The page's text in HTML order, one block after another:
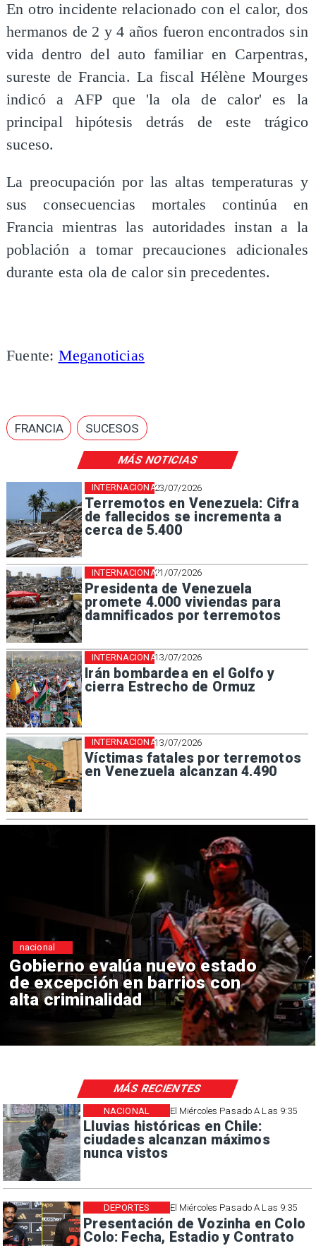
MÁS NOTICIAS
23/07/2026
Terremotos en Venezuela: Cifra
de fallecidos se incrementa a
cerca de 5.400
INTERNACIONAL
21/07/2026
Presidenta de Venezuela
promete 4.000 viviendas para
damnificados por terremotos
INTERNACIONAL
13/07/2026
Irán bombardea en el Golfo y
cierra Estrecho de Ormuz
INTERNACIONAL
13/07/2026
Víctimas fatales por terremotos
en Venezuela alcanzan 4.490
INTERNACIONAL
En otro incidente relacionado con el calor, dos
hermanos de 2 y 4 años fueron encontrados sin
vida dentro del auto familiar en Carpentras,
sureste de Francia. La fiscal Hélène Mourges
indicó a AFP que 'la ola de calor' es la
principal hipótesis detrás de este trágico
suceso.
La preocupación por las altas temperaturas y
sus consecuencias mortales continúa en
Francia mientras las autoridades instan a la
población a tomar precauciones adicionales
durante esta ola de calor sin precedentes.
Fuente: Meganoticias
FRANCIA SUCESOS
evalúa nuevo estado
excepción en barrios con
criminalidad
nacional
El Miércoles Pasado A Las 9:35
Lluvias históricas en Chile:
ciudades alcanzan máximos
nunca vistos
NACIONAL
El Miércoles Pasado A Las 9:35
Presentación de Vozinha en Colo
Colo: Fecha, Estadio y Contrato
DEPORTES
MÁS RECIENTES